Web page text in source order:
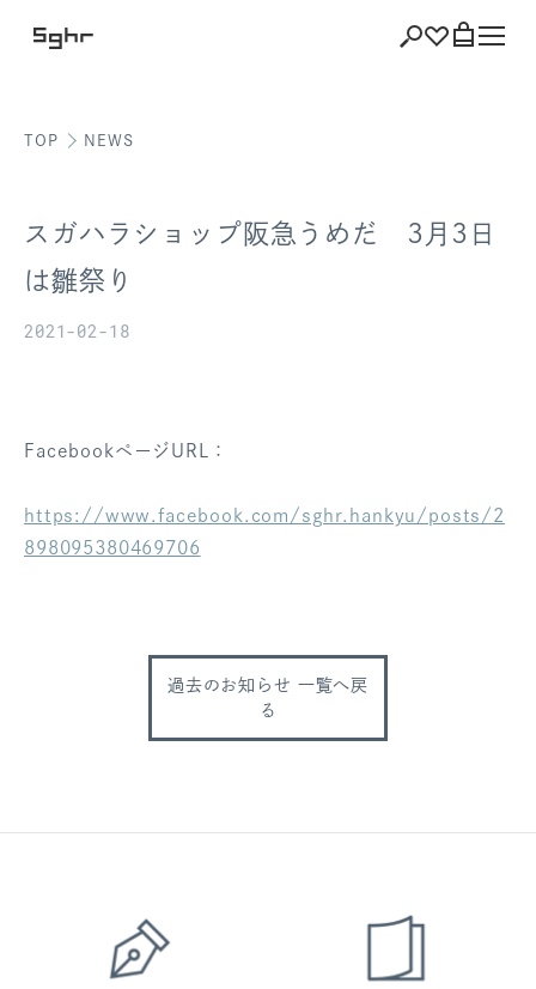
ショッピング バッグを見る
お気に入り
TOP NEWS
スガハラショップ阪急うめだ 3月3日
は雛祭り
2021-02-18
FacebookページURL：
https://www.facebook.com/sghr.hankyu/posts/2
898095380469706
過去のお知らせ 一覧へ戻
る